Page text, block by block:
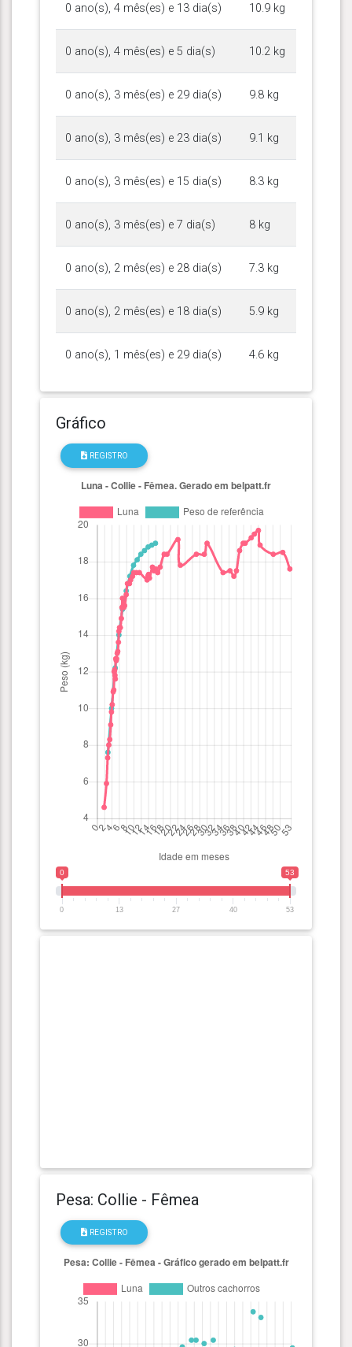
0 ano(s), 4 mês(es) e 13 dia(s) 10.9 kg
0 ano(s), 4 mês(es) e 5 dia(s) 10.2 kg
0 ano(s), 3 mês(es) e 29 dia(s) 9.8 kg
0 ano(s), 3 mês(es) e 23 dia(s) 9.1 kg
0 ano(s), 3 mês(es) e 15 dia(s) 8.3 kg
0 ano(s), 3 mês(es) e 7 dia(s) 8 kg
0 ano(s), 2 mês(es) e 28 dia(s) 7.3 kg
0 ano(s), 2 mês(es) e 18 dia(s) 5.9 kg
0 ano(s), 1 mês(es) e 29 dia(s) 4.6 kg
Gráfico
REGISTRO
0 53
0 13 27 40 53
Pesa: Collie - Fêmea
REGISTRO